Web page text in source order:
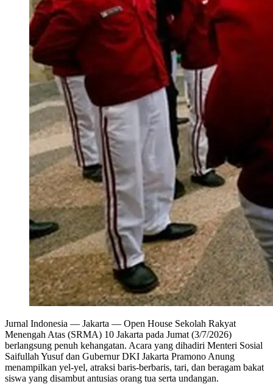
Jurnal Indonesia — Jakarta — Open House Sekolah Rakyat
Menengah Atas (SRMA) 10 Jakarta pada Jumat (3/7/2026)
berlangsung penuh kehangatan. Acara yang dihadiri Menteri Sosial
Saifullah Yusuf dan Gubernur DKI Jakarta Pramono Anung
menampilkan yel-yel, atraksi baris-berbaris, tari, dan beragam bakat
siswa yang disambut antusias orang tua serta undangan.